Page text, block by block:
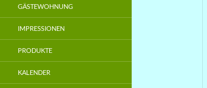
GÄSTEWOHNUNG
IMPRESSIONEN
PRODUKTE
KALENDER